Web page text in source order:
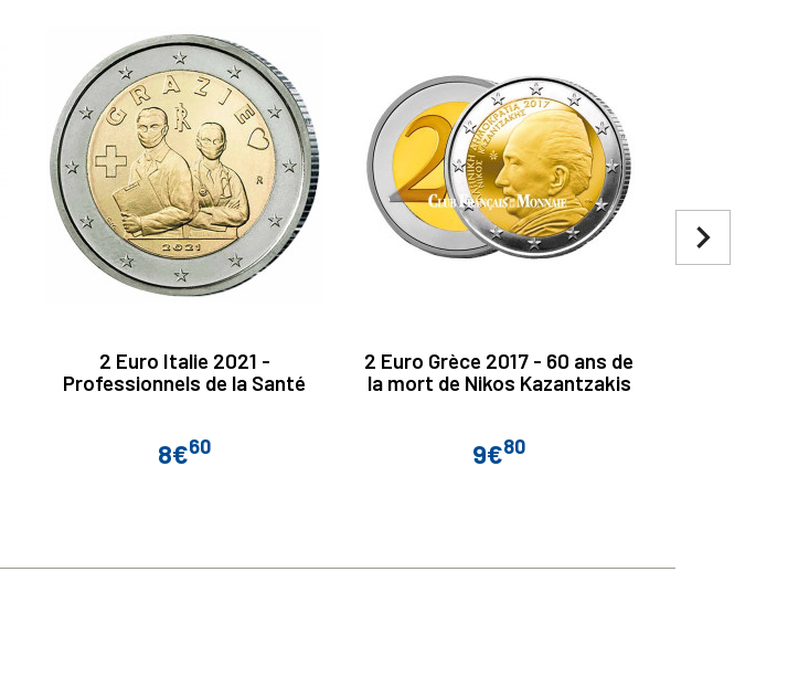
2 Euro Italie 2021 -
Professionnels de la Santé
Prix
8€60
2 Euro Grèce 2017 - 60 ans de
la mort de Nikos Kazantzakis
Prix
9€80
navigate_next